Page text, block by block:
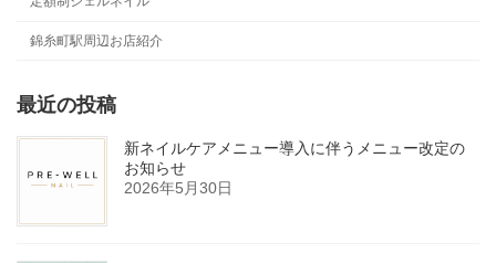
錦糸町駅周辺お店紹介
最近の投稿
新ネイルケアメニュー導入に伴うメニュー改定の
お知らせ
2026年5月30日